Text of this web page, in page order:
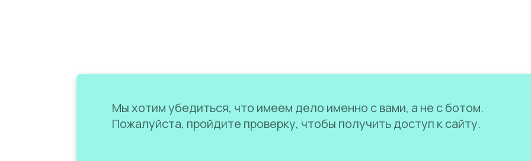
Мы хотим убедиться, что имеем дело именно с вами, а не с ботом.
Пожалуйста, пройдите проверку, чтобы получить доступ к сайту.